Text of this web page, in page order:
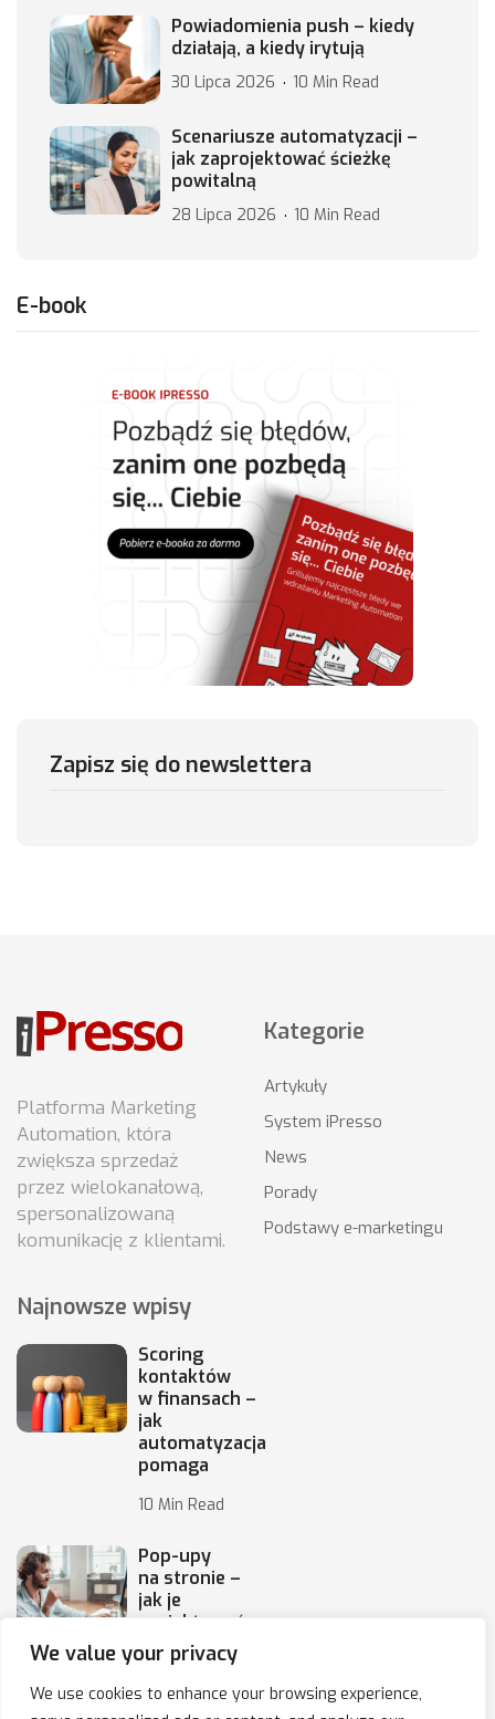
We value your privacy
We use cookies to enhance your browsing experience,
Powiadomienia push – kiedy
działają, a kiedy irytują
30 Lipca 2026 10 Min Read
Scenariusze automatyzacji –
jak zaprojektować ścieżkę
powitalną
28 Lipca 2026 10 Min Read
E-book
Zapisz się do newslettera
Platforma Marketing
Automation, która
zwiększa sprzedaż
przez wielokanałową,
spersonalizowaną
komunikację z klientami.
Kategorie
Artykuły
System iPresso
News
Porady
Podstawy e-marketingu
Najnowsze wpisy
Scoring
kontaktów
w finansach –
jak
automatyzacja
pomaga
10 Min Read
Pop-upy
na stronie –
jak je
projektować,
by
10 Min Read